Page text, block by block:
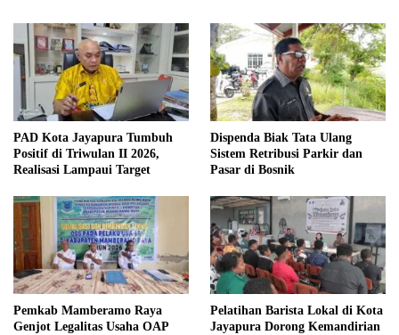
PAD Kota Jayapura Tumbuh
Positif di Triwulan II 2026,
Realisasi Lampaui Target
Dispenda Biak Tata Ulang
Sistem Retribusi Parkir dan
Pasar di Bosnik
Pemkab Mamberamo Raya
Genjot Legalitas Usaha OAP
Pelatihan Barista Lokal di Kota
Jayapura Dorong Kemandirian